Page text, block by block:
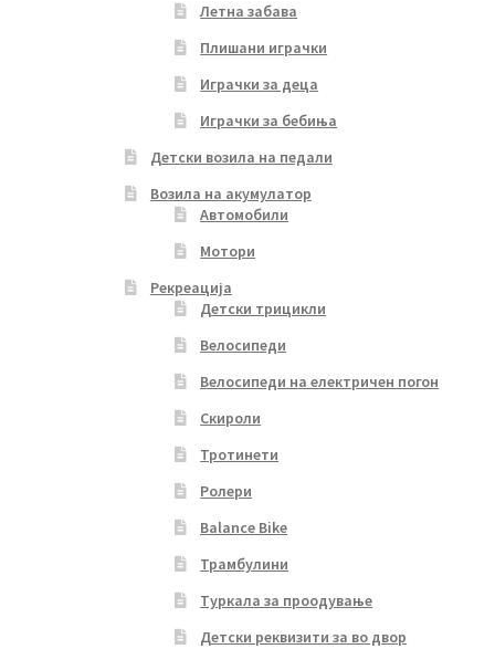
Летна забава
Плишани играчки
Играчки за деца
Играчки за бебиња
Детски возила на педали
Возила на акумулатор
Автомобили
Мотори
Рекреација
Детски трицикли
Велосипеди
Велосипеди на електричен погон
Скироли
Тротинети
Ролери
Balance Bike
Трамбулини
Туркала за проодување
Детски реквизити за во двор